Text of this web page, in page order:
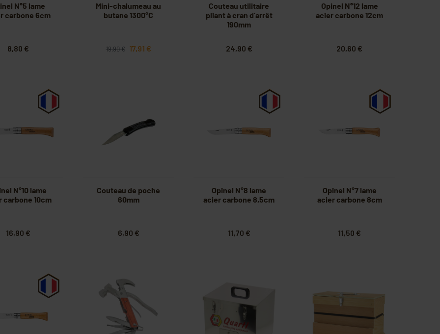
N°5 lame
carbone 6cm
8,80 €
Mini-chalumeau au
butane 1300°C
19,90 € 17,91 €
Couteau utilitaire
pliant à cran d'arrêt
190mm
24,90 €
Opinel N°12 lame
acier carbone 12cm
20,60 €
N°10 lame
carbone 10cm
16,90 €
Couteau de poche
60mm
6,90 €
Opinel N°8 lame
acier carbone 8,5cm
11,70 €
Opinel N°7 lame
acier carbone 8cm
11,50 €